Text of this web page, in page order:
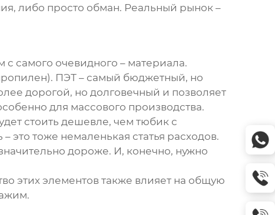
либо просто обман. Реальный рынок –
самого очевидного – материала.
ПЭТ – самый бюджетный, но
дорогой, но долговечный и позволяет
для массового производства.
стоить дешевле, чем тюбик с
тоже немаленькая статья расходов.
дороже. И, конечно, нужно
этих элементов также влияет на общую